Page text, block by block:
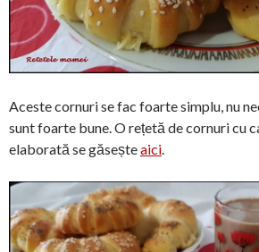
Aceste cornuri se fac foarte simplu, nu
sunt foarte bune. O rețetă de cornuri cu
elaborată se găseșteaici.